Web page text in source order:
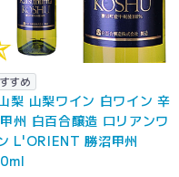
すめ
梨 山梨ワイン 白ワイン 辛
州 白百合醸造 ロリアンワ
L'ORIENT 勝沼甲州